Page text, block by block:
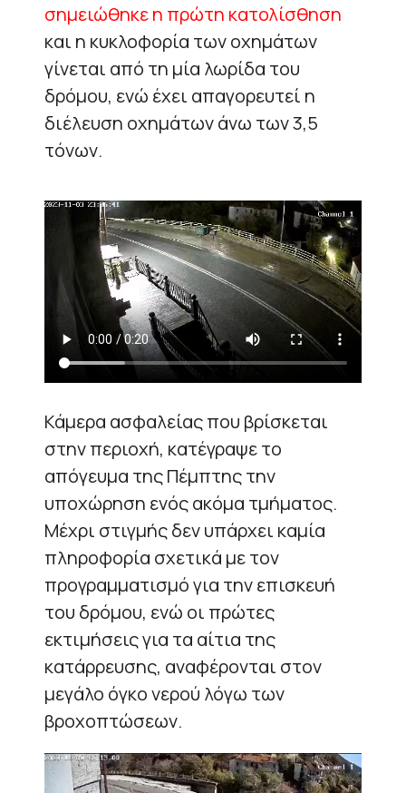
σημειώθηκε η πρώτη κατολίσθηση
και η κυκλοφορία των οχημάτων
γίνεται από τη μία λωρίδα του
δρόμου, ενώ έχει απαγορευτεί η
διέλευση οχημάτων άνω των 3,5
τόνων.
Κάμερα ασφαλείας που βρίσκεται
στην περιοχή, κατέγραψε το
απόγευμα της Πέμπτης την
υποχώρηση ενός ακόμα τμήματος.
Μέχρι στιγμής δεν υπάρχει καμία
πληροφορία σχετικά με τον
προγραμματισμό για την επισκευή
του δρόμου, ενώ οι πρώτες
εκτιμήσεις για τα αίτια της
κατάρρευσης, αναφέρονται στον
μεγάλο όγκο νερού λόγω των
βροχοπτώσεων.